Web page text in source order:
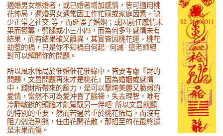
適婚男女想婚者，或已婚者增加感情，皆可適用桃
花怖局，遲婚男女通常因工作忙碌或家庭因素，缺
少正常之社交…等，而延誤了婚姻；或因前任感情未
果而鬱寡，劈腿或小三小四，而為何多年感情未有
結果，而有結果確又離異，其實皆因桃花運、桃花
劫惹的禍，只是你不知禍自何起? 何滅? 這老師絕
對可以解開你的問題。
所以風水怖局於催婚催花催緣中，皆要考慮『財的
問題，文昌問題再來才是桃花』因為婚姻或感情
中，錢財所帶來的壓力，是可以擊垮美麗又脆弱的
愛情，當然不可為愛沖昏了腦袋，失去理智，唯有
冷靜敏銳的頭腦才能駕馭另一伴吧! 所以文昌就顯
的特別的重要，然而若過著重於桃花怖局，而沒有
阻力剋治刑煞，任由花開花散，那招至的花最終還
是未果而傷。